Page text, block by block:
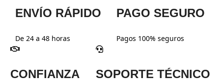
ENVÍO RÁPIDO
De 24 a 48 horas
PAGO SEGURO
Pagos 100% seguros
CONFIANZA SOPORTE TÉCNICO